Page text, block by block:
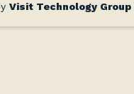
Visit Technology Group